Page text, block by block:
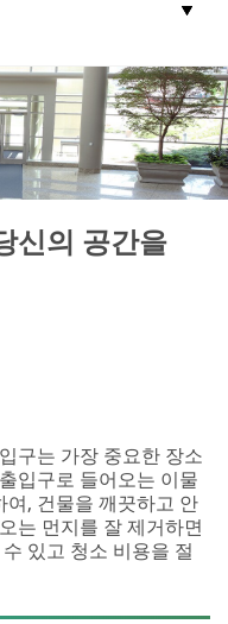
신의 공간을
구는 가장 중요한 장소
입구로 들어오는 이물
, 건물을 깨끗하고 안
는 먼지를 잘 제거하면
있고 청소 비용을 절